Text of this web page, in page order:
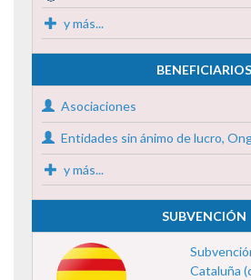
y más...
BENEFICIARIOS
Asociaciones
Entidades sin ánimo de lucro,
y más...
SUBVENCIÓN
Cataluña